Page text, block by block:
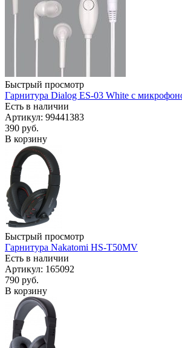
Быстрый просмотр
Гарнитура Dialog ES-03 White с
Есть в наличии
Артикул: 99441383
390 руб.
В корзину
Быстрый просмотр
Гарнитура Nakatomi HS-T50MV
Есть в наличии
Артикул: 165092
790 руб.
В корзину